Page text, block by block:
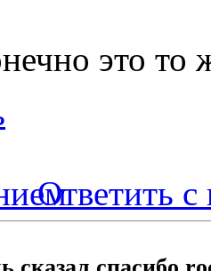
это
Ответить с